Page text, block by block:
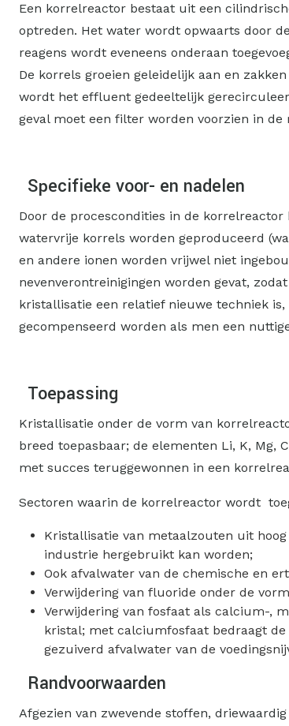
Een korrelreactor bestaat uit een
optreden. Het water wordt opwaarts door
reagens wordt eveneens onderaan
De korrels groeien geleidelijk aan en
wordt het effluent gedeeltelijk
geval moet een filter worden voorzien in
Specifieke voor- en nadelen
Door de procescondities in de
watervrije korrels worden geproduceerd
en andere ionen worden vrijwel niet
nevenverontreinigingen worden gevat,
kristallisatie een relatief nieuwe techniek
gecompenseerd worden als men een
Toepassing
Kristallisatie onder de vorm van
breed toepasbaar; de elementen Li, K, Mg,
met succes teruggewonnen in een
Sectoren waarin de korrelreactor wordt
Kristallisatie van metaalzouten uit
industrie hergebruikt kan worden;
Ook afvalwater van de chemische en
Verwijdering van fluoride onder de
Verwijdering van fosfaat als calcium-,
kristal; met calciumfosfaat bedraagt
gezuiverd afvalwater van de
Randvoorwaarden
Afgezien van zwevende stoffen,